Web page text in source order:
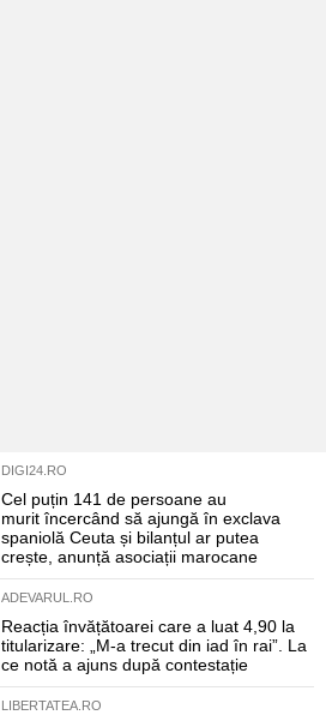
DIGI24.RO
Cel puțin 141 de persoane au
murit încercând să ajungă în exclava
spaniolă Ceuta și bilanțul ar putea
crește, anunță asociații marocane
ADEVARUL.RO
Reacția învățătoarei care a luat 4,90 la
titularizare: „M-a trecut din iad în rai”. La
ce notă a ajuns după contestație
LIBERTATEA.RO